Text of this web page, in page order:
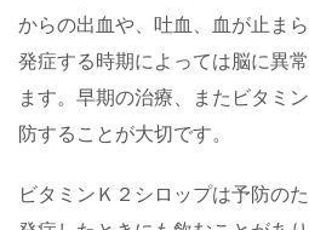
からの出血や、吐血、血が止ま
発症する時期によっては脳に異
ます。早期の治療、またビタミ
防することが大切です。
ビタミンＫ２シロップは予防の